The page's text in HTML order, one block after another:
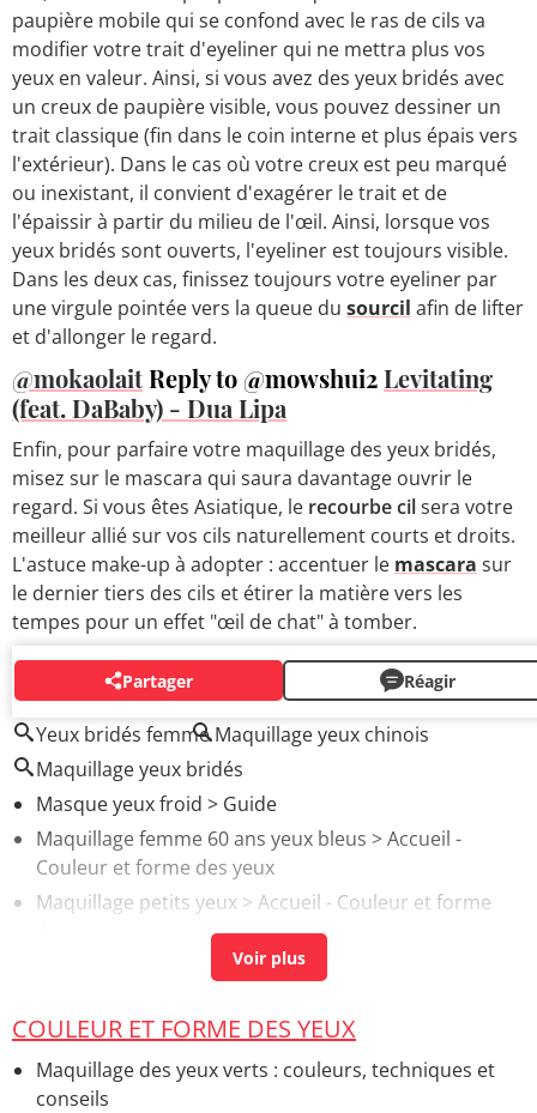
paupière mobile qui se confond avec le ras de cils va
modifier votre trait d'eyeliner qui ne mettra plus vos
yeux en valeur. Ainsi, si vous avez des yeux bridés avec
un creux de paupière visible, vous pouvez dessiner un
trait classique (fin dans le coin interne et plus épais vers
l'extérieur). Dans le cas où votre creux est peu marqué
ou inexistant, il convient d'exagérer le trait et de
l'épaissir à partir du milieu de l'œil. Ainsi, lorsque vos
yeux bridés sont ouverts, l'eyeliner est toujours visible.
Dans les deux cas, finissez toujours votre eyeliner par
une virgule pointée vers la queue du sourcil afin de lifter
et d'allonger le regard.
@mokaolaitReply to @mowshui2Levitating
(feat. DaBaby) - Dua Lipa
Enfin, pour parfaire votre maquillage des yeux bridés,
misez sur le mascara qui saura davantage ouvrir le
regard. Si vous êtes Asiatique, le recourbe cilsera votre
meilleur allié sur vos cils naturellement courts et droits.
L'astuce make-up à adopter : accentuer le mascara sur
le dernier tiers des cils et étirer la matière vers les
tempes pour un effet "œil de chat" à tomber.
Partager Réagir
AUTOUR DU MÊME SUJET
Yeux bridés femme Maquillage yeux chinois
Maquillage yeux bridés
Masque yeux froid > Guide
Maquillage femme 60 ans yeux bleus > Accueil -
Couleur et forme des yeux
Maquillage petits yeux > Accueil - Couleur et forme
Douleur à l'aine : symptômes, causes, sport,
Yeux globuleux femme > Accueil - Couleur et forme
des yeux
COULEUR ET FORME DES YEUX
Maquillage des yeux verts : couleurs, techniques et
conseils